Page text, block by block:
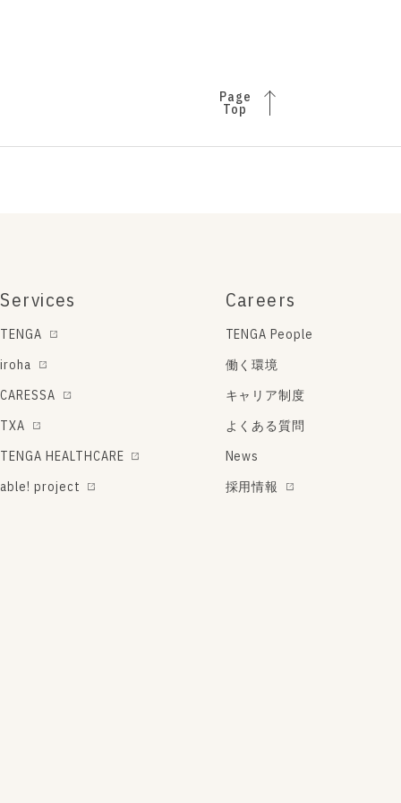
Page
Top
Services
TENGA
iroha
CARESSA
TXA
TENGA HEALTHCARE
able! project
Careers
TENGA People
働く環境
キャリア制度
よくある質問
News
採用情報